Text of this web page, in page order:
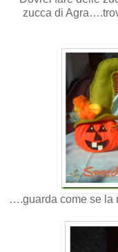
zucca di
….guarda come se la